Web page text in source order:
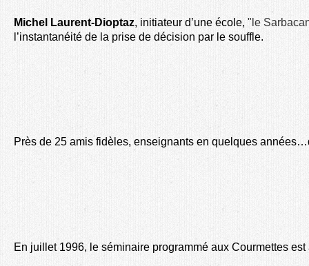
Michel Laurent-Dioptaz, initiateur d’une école, "le
l’instantanéité de la prise de décision par le souffle.
Près de 25 amis fidèles, enseignants en quelques
En juillet 1996, le séminaire programmé aux Courmettes est